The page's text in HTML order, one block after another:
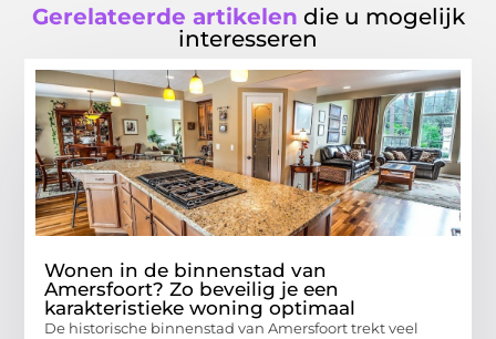
Gerelateerde artikelen die u mogelijk
interesseren
Wonen in de binnenstad van
Amersfoort? Zo beveilig je een
karakteristieke woning optimaal
De historische binnenstad van Amersfoort trekt veel